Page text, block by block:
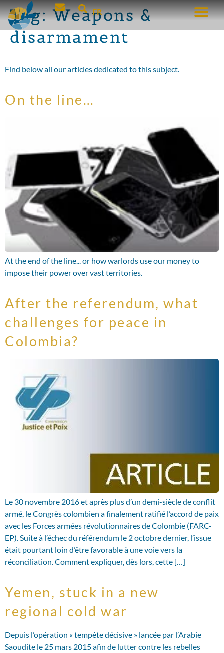
FR
Tag:Weapons &
disarmament
Find below all our articles dedicated to this subject.
On the line…
At the end of the line... or how warlords use our money to
impose their power over vast territories.
After the referendum, what
challenges for peace in
Colombia?
Le 30 novembre 2016 et après plus d’un demi-siècle de conflit
armé, le Congrès colombien a finalement ratifié l’accord de paix
avec les Forces armées révolutionnaires de Colombie (FARC-
EP). Suite à l’échec du référendum le 2 octobre dernier, l’issue
était pourtant loin d’être favorable à une voie vers la
réconciliation. Comment expliquer, dès lors, cette […]
Yemen, stuck in a new
regional cold war
Depuis l’opération « tempête décisive » lancée par l’Arabie
Saoudite le 25 mars 2015 afin de lutter contre les rebelles